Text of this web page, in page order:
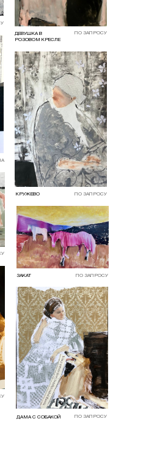
ПО ЗАПРОСУ
ДАМА С СОБАКОЙ
ДЕВУШКА В
РОЗОВОМ КРЕСЛЕ
ЗАКАТ
ПО ЗАПРОСУ
КРУЖЕВО
ПО ЗАПРОСУ
ПО ЗАПРОСУ